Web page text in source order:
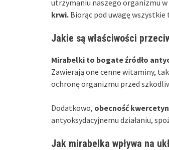
utrzymaniu naszego organizmu w
krwi. Biorąc pod uwagę
Jakie są właściwości
Mirabelki to bogate źródło
Zawierają one cenne witaminy,
ochronę organizmu przed
Dodatkowo, obecność
antyoksydacyjnemu działaniu,
Jak mirabelka wpływa na